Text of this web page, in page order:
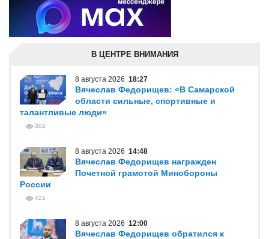
В ЦЕНТРЕ ВНИМАНИЯ
8 августа 2026 18:27
Вячеслав Федорищев: «В Самарской
области сильные, спортивные и
талантливые люди»
302
8 августа 2026 14:48
Вячеслав Федорищев награжден
Почетной грамотой Минобороны
России
421
8 августа 2026 12:00
Вячеслав Федорищев обратился к